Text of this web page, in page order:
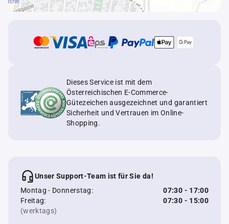
Dieses Service ist mit dem
Österreichischen E-Commerce-
Gütezeichen ausgezeichnet und garantiert
Sicherheit und Vertrauen im Online-
Shopping.
Unser Support-Team ist für Sie da!
Montag - Donnerstag:
07:30 - 17:00
Freitag:
07:30 - 15:00
(werktags)